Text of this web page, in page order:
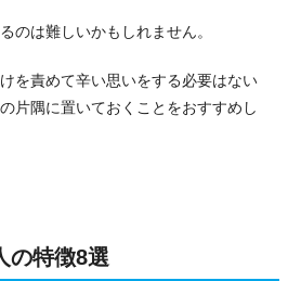
のは難しいかもしれません。
を責めて辛い思いをする必要はない
片隅に置いておくことをおすすめし
の特徴8選